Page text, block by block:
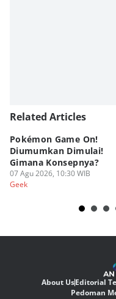
Related Articles
Pokémon Game On!
Diumumkan Dimulai!
Gimana Konsepnya?
07 Agu 2026, 10:30 WIB
Geek
About UsEditorial
Pedoman